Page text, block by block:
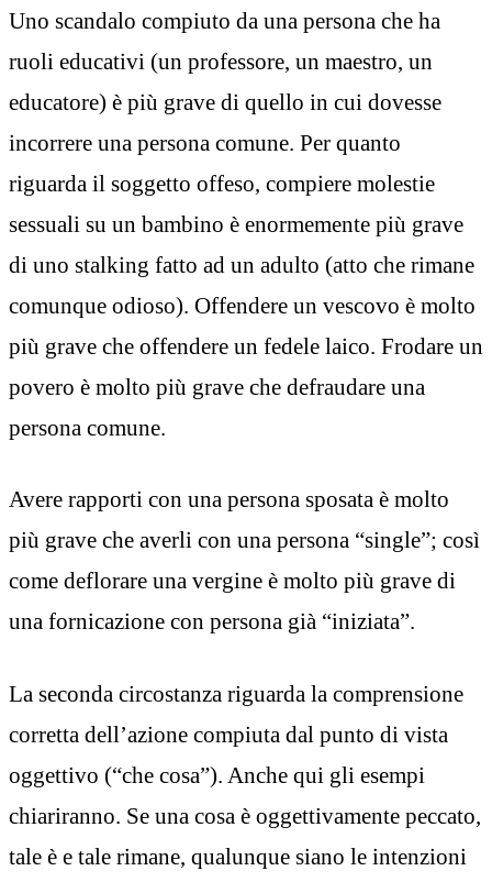
Uno scandalo compiuto da una persona che ha
ruoli educativi (un professore, un maestro, un
educatore) è più grave di quello in cui dovesse
incorrere una persona comune. Per quanto
riguarda il soggetto offeso, compiere molestie
sessuali su un bambino è enormemente più grave
di uno stalking fatto ad un adulto (atto che rimane
comunque odioso). Offendere un vescovo è molto
più grave che offendere un fedele laico. Frodare un
povero è molto più grave che defraudare una
persona comune.
Avere rapporti con una persona sposata è molto
più grave che averli con una persona “single”; così
come deflorare una vergine è molto più grave di
una fornicazione con persona già “iniziata”.
La seconda circostanza riguarda la comprensione
corretta dell’azione compiuta dal punto di vista
oggettivo (“che cosa”). Anche qui gli esempi
chiariranno. Se una cosa è oggettivamente peccato,
tale è e tale rimane, qualunque siano le intenzioni